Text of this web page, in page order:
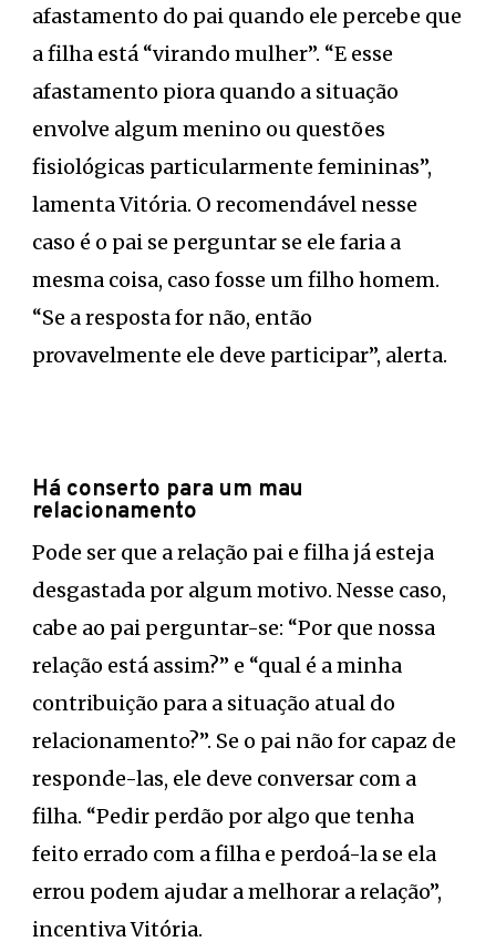
afastamento do pai quando ele percebe que
a filha está “virando mulher”. “E esse
afastamento piora quando a situação
envolve algum menino ou questões
fisiológicas particularmente femininas”,
lamenta Vitória. O recomendável nesse
caso é o pai se perguntar se ele faria a
mesma coisa, caso fosse um filho homem.
“Se a resposta for não, então
provavelmente ele deve participar”, alerta.
Há conserto para um mau
relacionamento
Pode ser que a relação pai e filha já esteja
desgastada por algum motivo. Nesse caso,
cabe ao pai perguntar-se: “Por que nossa
relação está assim?” e “qual é a minha
contribuição para a situação atual do
relacionamento?”. Se o pai não for capaz de
responde-las, ele deve conversar com a
filha. “Pedir perdão por algo que tenha
feito errado com a filha e perdoá-la se ela
errou podem ajudar a melhorar a relação”,
incentiva Vitória.